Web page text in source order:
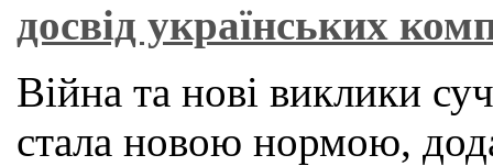
досвід українських
Війна та нові виклики
стала новою нормою,